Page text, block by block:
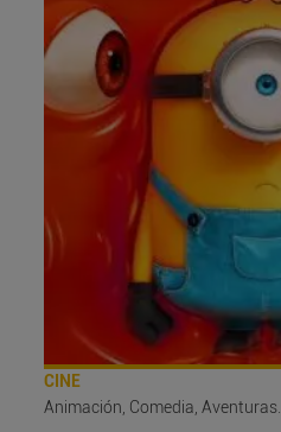
CINE
Animación, Comedia, Aventuras.